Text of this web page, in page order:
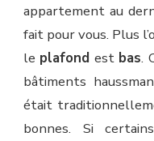
appartement au
fait pour vous. Plus
le plafond est bas.
bâtiments
était
bonnes. Si